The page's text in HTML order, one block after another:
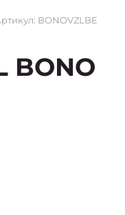
BONOVZLBE
BONO